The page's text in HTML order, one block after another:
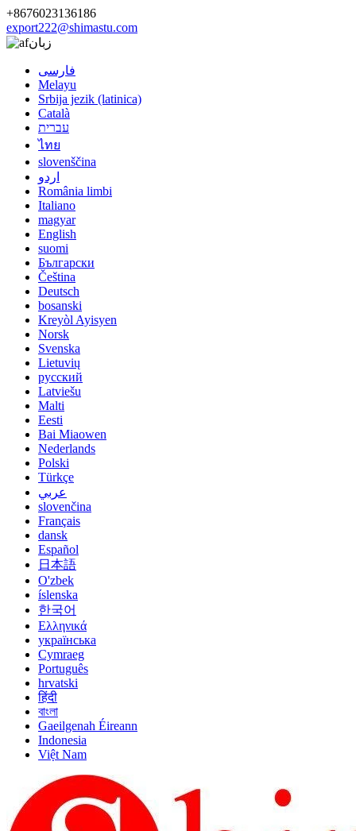
+8676023136186
export222@shimastu.com
زبان
فارسی
Melayu
Srbija jezik (latinica)
Català
עברית
ไทย
slovenščina
اردو
România limbi
Italiano
magyar
English
suomi
Български
Čeština
Deutsch
bosanski
Kreyòl Ayisyen
Norsk
Svenska
Lietuvių
русский
Latviešu
Malti
Eesti
Bai Miaowen
Nederlands
Polski
Türkçe
عربي
slovenčina
Français
dansk
Español
日本語
O'zbek
íslenska
한국어
Ελληνικά
українська
Cymraeg
Português
hrvatski
हिंदी
বাংলা
Gaeilgenah Éireann
Indonesia
Việt Nam